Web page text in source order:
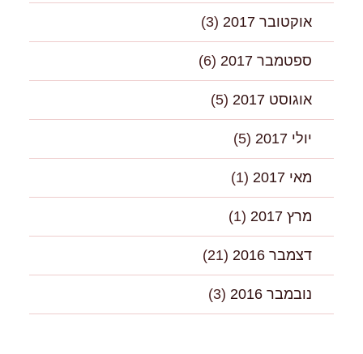
אוקטובר 2017 (3)
ספטמבר 2017 (6)
אוגוסט 2017 (5)
יולי 2017 (5)
מאי 2017 (1)
מרץ 2017 (1)
דצמבר 2016 (21)
נובמבר 2016 (3)